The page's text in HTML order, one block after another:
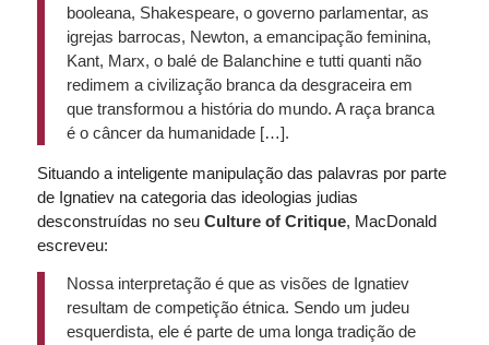
booleana, Shakespeare, o governo parlamentar, as
igrejas barrocas, Newton, a emancipação feminina,
Kant, Marx, o balé de Balanchine e tutti quanti não
redimem a civilização branca da desgraceira em
que transformou a história do mundo. A raça branca
é o câncer da humanidade […].
Situando a inteligente manipulação das palavras por parte
de Ignatiev na categoria das ideologias judias
desconstruídas no seu Culture of Critique, MacDonald
escreveu:
Nossa interpretação é que as visões de Ignatiev
resultam de competição étnica. Sendo um judeu
esquerdista, ele é parte de uma longa tradição de